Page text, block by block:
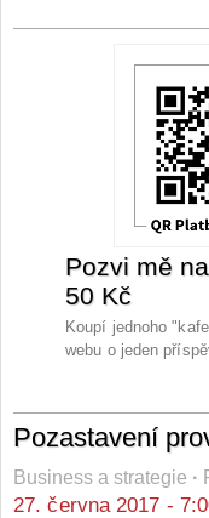
Pozvi mě
50 Kč
Koupí jednoho
webu o jeden
Pozastavení
Business a strategie ·
27. června 2017 -